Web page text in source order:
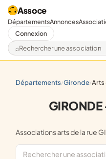
Assoce
Rechercher une
DépartementsAnnonces
Connexion
départements/ gironde/
Associations arts de la rue